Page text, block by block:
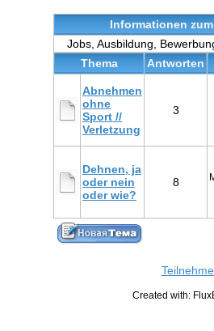
Informationen
Jobs, Ausbildung,
Thema
Antworten
Abnehmen
ohne
Sport //
Verletzung
3
Dehnen, ja
oder nein
oder wie?
8
Created with: